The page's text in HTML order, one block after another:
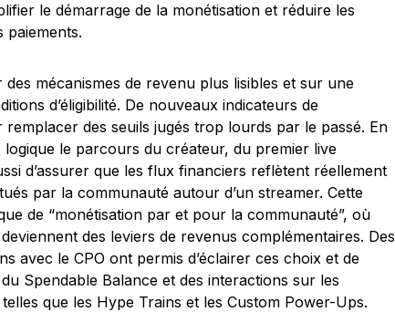
le démarrage de la monétisation et réduire les
paiements.
mécanismes de revenu plus lisibles et sur une
d’éligibilité. De nouveaux indicateurs de
des seuils jugés trop lourds par le passé. En
logique le parcours du créateur, du premier live
d’assurer que les flux financiers reflètent réellement
par la communauté autour d’un streamer. Cette
de “monétisation par et pour la communauté”, où
des leviers de revenus complémentaires. Des
avec le CPO ont permis d’éclairer ces choix et de
Spendable Balance et des interactions sur les
que les Hype Trains et les Custom Power-Ups.